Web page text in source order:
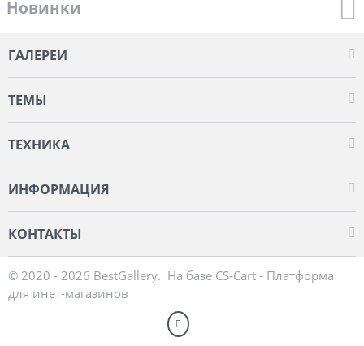
Новинки
ГАЛЕРЕИ
ТЕМЫ
ТЕХНИКА
ИНФОРМАЦИЯ
КОНТАКТЫ
© 2020 - 2026 BestGallery. На базе CS-Cart - Платформа
для инет-магазинов